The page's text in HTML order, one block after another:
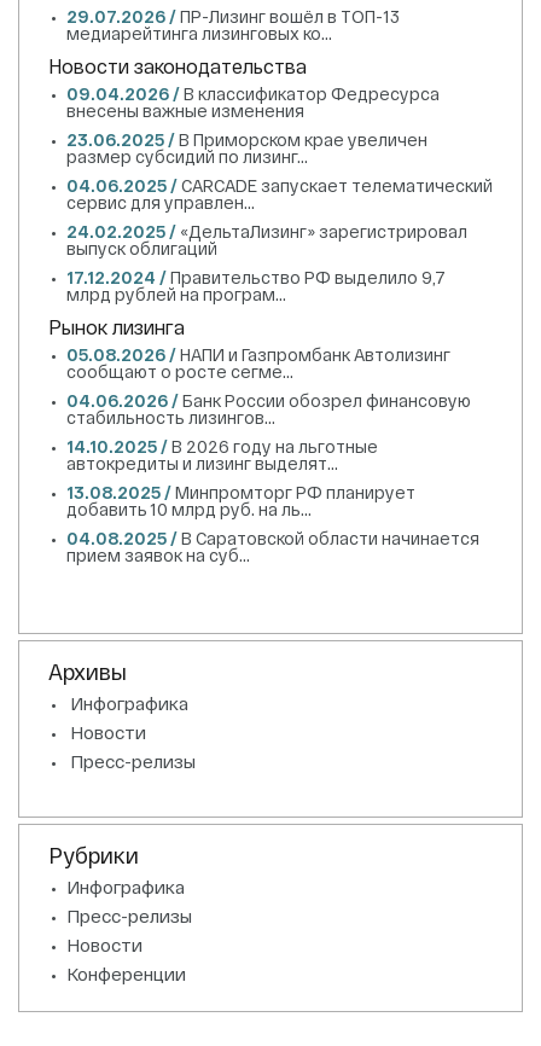
29.07.2026 /ПР-Лизинг вошёл в ТОП-13
медиарейтинга лизинговых ко...
Новости законодательства
09.04.2026 /В классификатор Федресурса
внесены важные изменения
23.06.2025 /В Приморском крае увеличен
размер субсидий по лизинг...
04.06.2025 /CARCADE запускает телематический
сервис для управлен...
24.02.2025 / «ДельтаЛизинг» зарегистрировал
выпуск облигаций
17.12.2024 /Правительство РФ выделило 9,7
млрд рублей на програм...
Рынок лизинга
05.08.2026 /НАПИ и Газпромбанк Автолизинг
сообщают о росте сегме...
04.06.2026 /Банк России обозрел финансовую
стабильность лизингов...
14.10.2025 /В 2026 году на льготные
автокредиты и лизинг выделят...
13.08.2025 /Минпромторг РФ планирует
добавить 10 млрд руб. на ль...
04.08.2025 /В Саратовской области начинается
прием заявок на суб...
Архивы
Инфографика
Новости
Пресс-релизы
Рубрики
Инфографика
Пресс-релизы
Новости
Конференции